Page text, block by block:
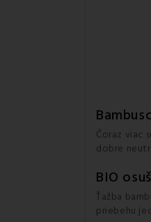
Čoraz viac
dobre
BIO
Ťažba
priebehu